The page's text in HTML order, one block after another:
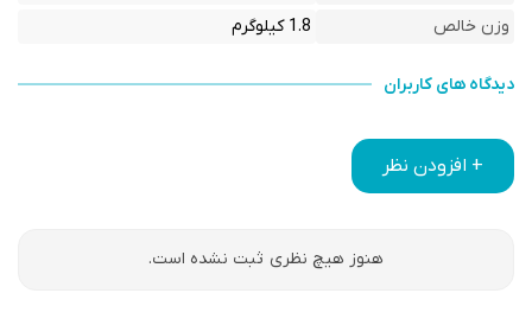
وزن خالص
1.8 کیلوگرم
دیدگاه های کاربران
+ افزودن نظر
هنوز هیچ نظری ثبت نشده است.